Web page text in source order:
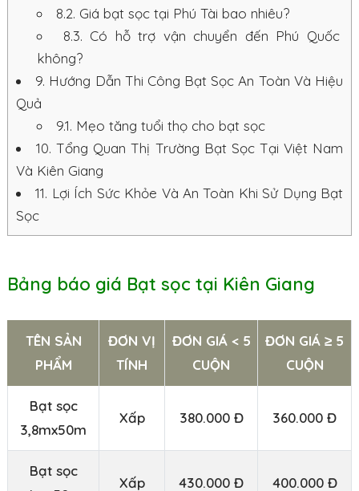
8.2. Giá bạt sọc tại Phú Tài bao nhiêu?
8.3. Có hỗ trợ vận chuyển đến Phú Quốc
không?
9. Hướng Dẫn Thi Công Bạt Sọc An Toàn Và Hiệu
Quả
9.1. Mẹo tăng tuổi thọ cho bạt sọc
10. Tổng Quan Thị Trường Bạt Sọc Tại Việt Nam
Và Kiên Giang
11. Lợi Ích Sức Khỏe Và An Toàn Khi Sử Dụng Bạt
Sọc
Bảng báo giá Bạt sọc tại Kiên Giang
TÊN SẢN
PHẨM
ĐƠN VỊ
TÍNH
ĐƠN GIÁ < 5
CUỘN
ĐƠN GIÁ ≥ 5
CUỘN
Bạt sọc
3,8mx50m
Xấp 380.000 Đ 360.000 Đ
Bạt sọc
Xấp 430.000 Đ 400.000 Đ